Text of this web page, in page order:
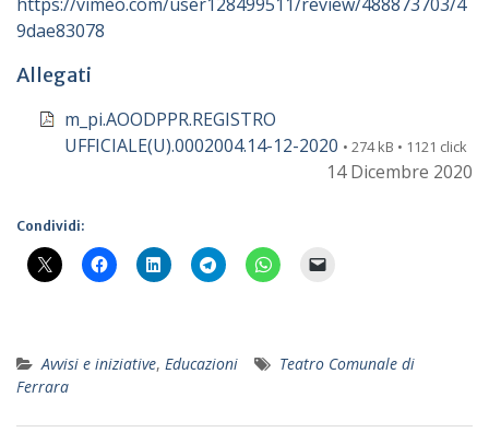
9dae83078
Allegati
m_pi.AOODPPR.REGISTRO
UFFICIALE(U).0002004.14-12-2020 • 274 kB • 1121 click
14 Dicembre 2020
Condividi:
Avvisi e iniziative, Educazioni
Teatro Comunale di
Ferrara